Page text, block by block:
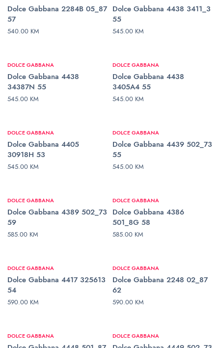
Dolce Gabbana 2284B 05_87
57
540.00 KM
Dolce Gabbana 4438 3411_3
55
545.00 KM
DOLCE GABBANA
Dolce Gabbana 4438
34387N 55
545.00 KM
DOLCE GABBANA
Dolce Gabbana 4438
3405A4 55
545.00 KM
DOLCE GABBANA
Dolce Gabbana 4405
30918H 53
545.00 KM
DOLCE GABBANA
Dolce Gabbana 4439 502_73
55
545.00 KM
DOLCE GABBANA
Dolce Gabbana 4389 502_73
59
585.00 KM
DOLCE GABBANA
Dolce Gabbana 4386
501_8G 58
585.00 KM
DOLCE GABBANA
Dolce Gabbana 4417 325613
54
590.00 KM
DOLCE GABBANA
Dolce Gabbana 2248 02_87
62
590.00 KM
DOLCE GABBANA DOLCE GABBANA